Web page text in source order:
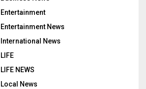
Entertainment
Entertainment News
International News
LIFE
LIFE NEWS
Local News